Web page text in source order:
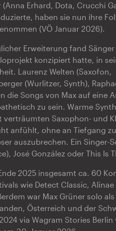
Erhard, Dota, Crucchi
haben sie nun ihre
(VÖ Januar 2026).
Erweiterung fand
konzipiert hatte, in
Laurenz Welten (Saxofon,
(Wurlitzer, Synth),
die Songs von Max auf eine
zu sein. Warme
verträumten Saxophon- und
anfühlt, ohne an Tiefgang
auszubrechen. Ein Singer-
José González oder This Is
2025 insgesamt ca. 60
wie Detect Classic,
war Max Grüner solo
Österreich und der
via Wagram Stories